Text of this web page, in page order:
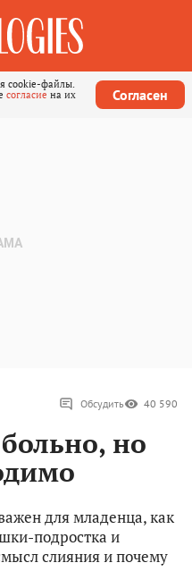
cookie-файлы.
согласие на их
Согласен
Обсудить 40 590
но
для младенца, как
подростка и
слияния и почему